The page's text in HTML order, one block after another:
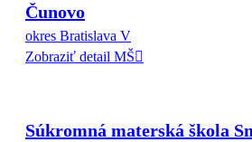
Čunovo
okres Bratislava V
Zobraziť detail MŠ
Súkromná materská škola